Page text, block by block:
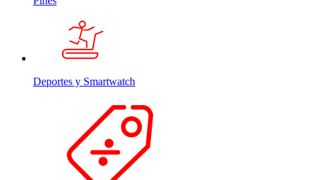
Deportes y Smartwatch